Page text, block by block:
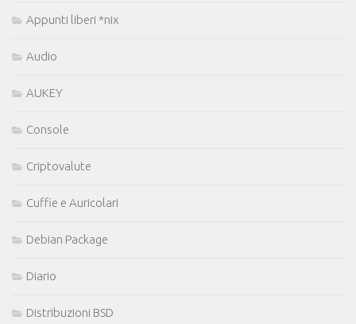
Appunti liberi *nix
Audio
AUKEY
Console
Criptovalute
Cuffie e Auricolari
Debian Package
Diario
Distribuzioni BSD